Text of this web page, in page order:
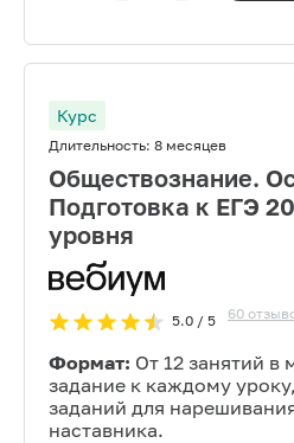
Курс
Длительность: 8 месяцев
Обществознание.
Подготовка к ЕГЭ
уровня
5.0/ 5 60
Формат: От 12 занятий
задание к каждому
заданий для
наставника.